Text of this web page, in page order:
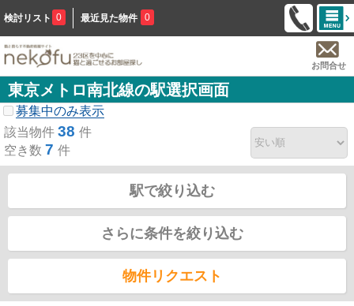
検討リスト 0 最近見た物件 0
お問合せ
東京メトロ南北線の駅選択画面
募集中のみ表示
該当物件 38 件
空き数 7 件
駅で絞り込む
さらに条件を絞り込む
物件リクエスト